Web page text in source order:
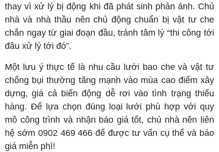
thay vì xử lý bị động khi đã phát sinh phản ánh. Chủ
nhà và nhà thầu nên chủ động chuẩn bị vật tư che
chắn ngay từ giai đoạn đầu, tránh tâm lý “thi công tới
đâu xử lý tới đó”.
Một lưu ý thực tế là nhu cầu lưới bao che và vật tư
chống bụi thường tăng mạnh vào mùa cao điểm xây
dựng, giá cả biến động dễ rơi vào tình trạng thiếu
hàng. Để lựa chọn đúng loại lưới phù hợp với quy
mô công trình và nhận báo giá tốt, chủ nhà nên liên
hệ sớm 0902 469 466 để được tư vấn cụ thể và báo
giá miễn phí!